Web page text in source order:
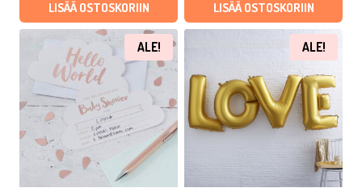
oli:
€8,90.
on:
€4,90.
LISÄÄ OSTOSKORIIN
€5,90.€3,54.
LISÄÄ OSTOSKORIIN
ALE! ALE!